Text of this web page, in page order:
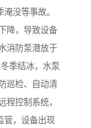
没等事故。
降，导致设备
消防泵潜放于
季结冰，水泵
巡检、自动清
程控制系统，
管，设备出现